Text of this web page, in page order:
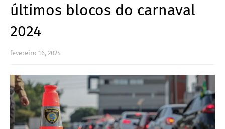
últimos blocos do carnaval
2024
fevereiro 16, 2024